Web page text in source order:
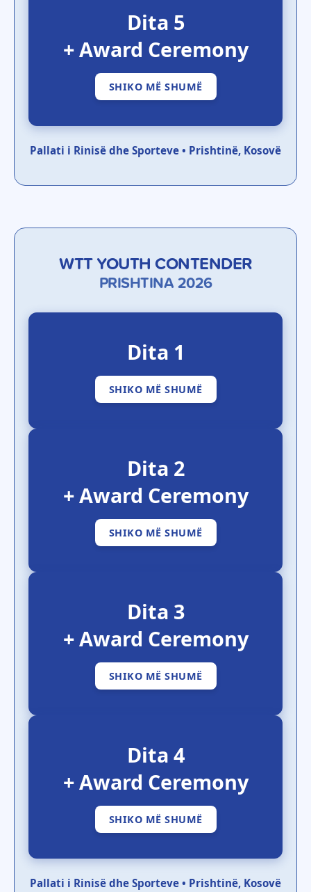
Dita 5
+ Award Ceremony
SHIKO MË SHUMË
Pallati i Rinisë dhe Sporteve • Prishtinë, Kosovë
WTT YOUTH CONTENDER
PRISHTINA 2026
Dita 1
SHIKO MË SHUMË
Dita 2
+ Award Ceremony
SHIKO MË SHUMË
Dita 3
+ Award Ceremony
SHIKO MË SHUMË
Dita 4
+ Award Ceremony
SHIKO MË SHUMË
Pallati i Rinisë dhe Sporteve • Prishtinë, Kosovë